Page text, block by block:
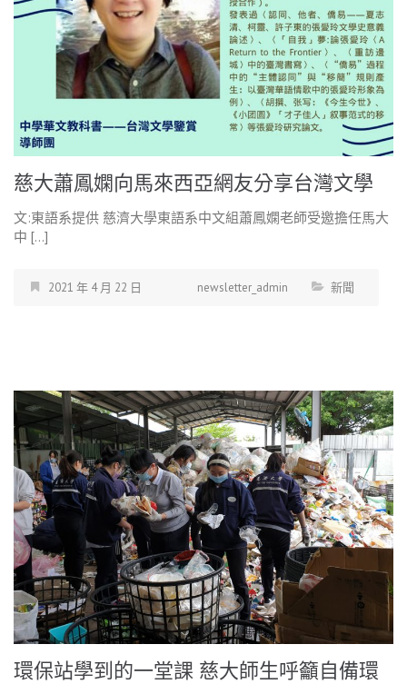
慈大蕭鳳嫻向馬來西亞網友分享台灣文學
文:東語系提供 慈濟大學東語系中文組蕭鳳嫻老師受邀擔任馬大
中 […]
2021 年 4 月 22 日 newsletter_admin 新聞
環保站學到的一堂課 慈大師生呼籲自備環